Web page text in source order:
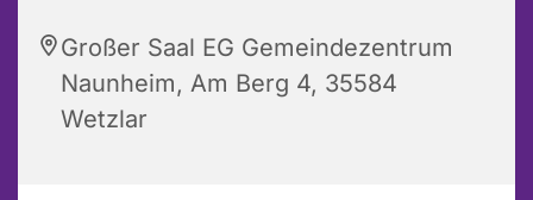
Großer Saal EG Gemeindezentrum
Naunheim, Am Berg 4, 35584
Wetzlar